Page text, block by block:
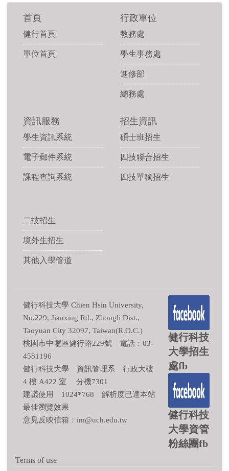
首頁
健行首頁
單位首頁
行政單位
教務處
學生事務處
進修部
總務處
資訊服務
學生資訊系統
電子郵件系統
課程查詢系統
招生資訊
碩士班招生
四技聯合招生
四技單獨招生
二技招生
境外生招生
其他入學管道
健行科技大學 Chien Hsin University,
No.229, Jianxing Rd., Zhongli Dist.,
Taoyuan City 32097, Taiwan(R.O.C.)
桃園市中壢區健行路229號 電話：03-
4581196
健行科技大學 資訊管理系 行政大樓
4 樓 A422 室 分機7301
建議使用 1024*768 解析度已達本站
最佳瀏覽效果
意見反映信箱：im@uch.edu.tw
健行科技
大學招生
處fb
健行科技
大學資管
粉絲團fb
Terms of use